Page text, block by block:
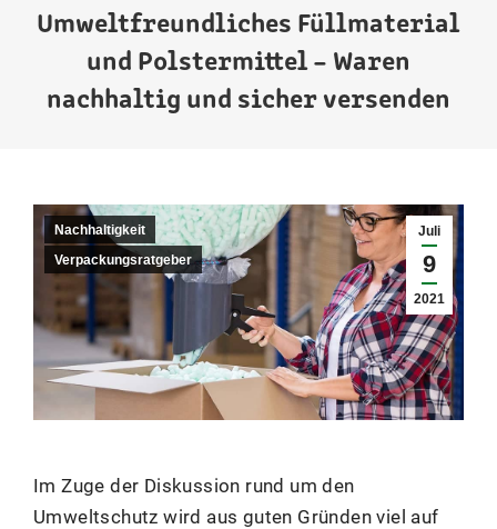
Umweltfreundliches Füllmaterial
und Polstermittel – Waren
nachhaltig und sicher versenden
Juli
9
2021
Nachhaltigkeit
Verpackungsratgeber
Im Zuge der Diskussion rund um den
Umweltschutz wird aus guten Gründen viel auf